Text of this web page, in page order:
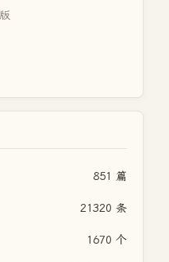
851 篇
21320 条
1670 个